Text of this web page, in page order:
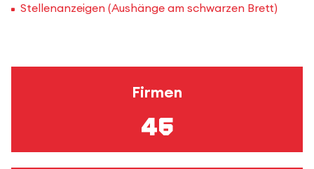
Stellenanzeigen (Aushänge am schwarzen Brett)
Firmen
46